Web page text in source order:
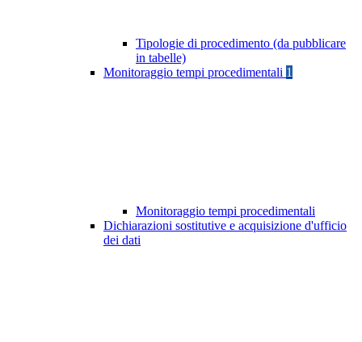
Tipologie di procedimento (da pubblicare
in tabelle)
Monitoraggio tempi procedimentali 1
Monitoraggio tempi procedimentali
Dichiarazioni sostitutive e acquisizione d'ufficio
dei dati